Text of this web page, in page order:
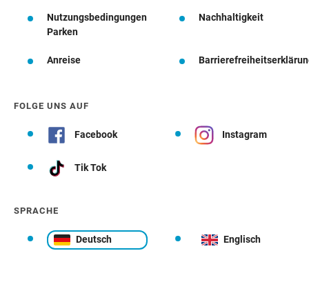
Nutzungsbedingungen
Parken
Nachhaltigkeit
Anreise
FOLGE UNS AUF
Facebook Instagram
Tik Tok
SPRACHE
Deutsch Englisch